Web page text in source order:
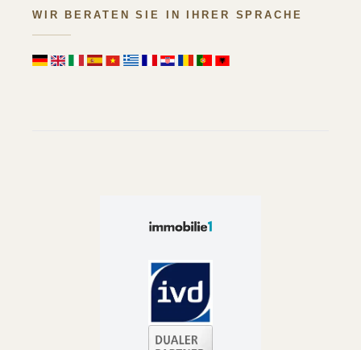
WIR BERATEN SIE IN IHRER SPRACHE